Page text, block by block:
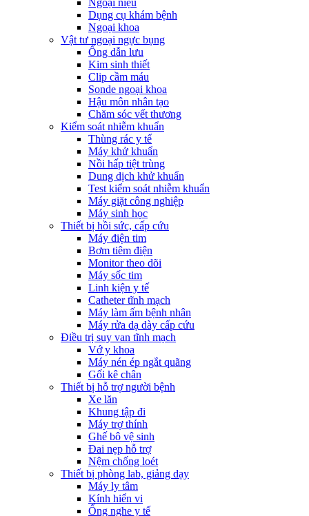
Ngoại niệu
Dụng cụ khám bệnh
Ngoại khoa
Vật tư ngoại ngực bụng
Ống dẫn lưu
Kim sinh thiết
Clip cầm máu
Sonde ngoại khoa
Hậu môn nhân tạo
Chăm sóc vết thương
Kiểm soát nhiễm khuẩn
Thùng rác y tế
Máy khử khuẩn
Nồi hấp tiệt trùng
Dung dịch khử khuẩn
Test kiểm soát nhiễm khuẩn
Máy giặt công nghiệp
Máy sinh học
Thiết bị hồi sức, cấp cứu
Máy điện tim
Bơm tiêm điện
Monitor theo dõi
Máy sốc tim
Linh kiện y tế
Catheter tĩnh mạch
Máy làm ấm bệnh nhân
Máy rửa dạ dày cấp cứu
Điều trị suy van tĩnh mạch
Vớ y khoa
Máy nén ép ngắt quãng
Gối kê chân
Thiết bị hỗ trợ người bệnh
Xe lăn
Khung tập đi
Máy trợ thính
Ghế bô vệ sinh
Đai nẹp hỗ trợ
Nệm chống loét
Thiết bị phòng lab, giảng dạy
Máy ly tâm
Kính hiển vi
Ống nghe y tế